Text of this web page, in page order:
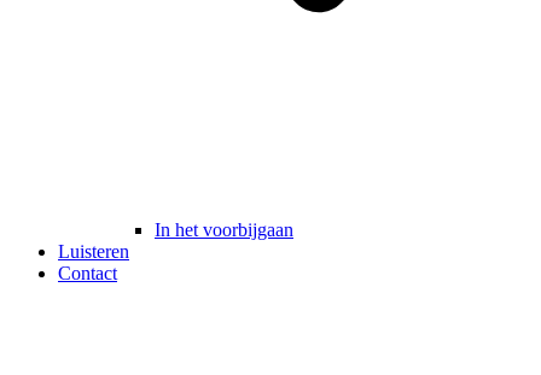
In het voorbijgaan
Luisteren
Contact